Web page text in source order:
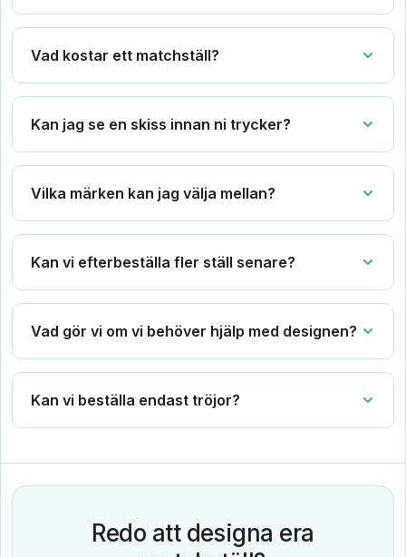
Vad kostar ett matchställ?
Kan jag se en skiss innan ni trycker?
Vilka märken kan jag välja mellan?
Kan vi efterbeställa fler ställ senare?
Vad gör vi om vi behöver hjälp med designen?
Kan vi beställa endast tröjor?
Redo att designa era